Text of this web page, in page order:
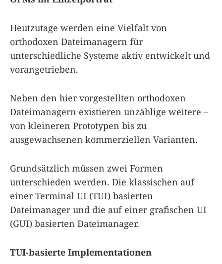
Heutzutage werden eine Vielfalt von
orthodoxen Dateimanagern für
unterschiedliche Systeme aktiv entwickelt und
vorangetrieben.
Neben den hier vorgestellten orthodoxen
Dateimanagern existieren unzählige weitere –
von kleineren Prototypen bis zu
ausgewachsenen kommerziellen Varianten.
Grundsätzlich müssen zwei Formen
unterschieden werden. Die klassischen auf
einer Terminal UI (TUI) basierten
Dateimanager und die auf einer grafischen UI
(GUI) basierten Dateimanager.
TUI-basierte Implementationen